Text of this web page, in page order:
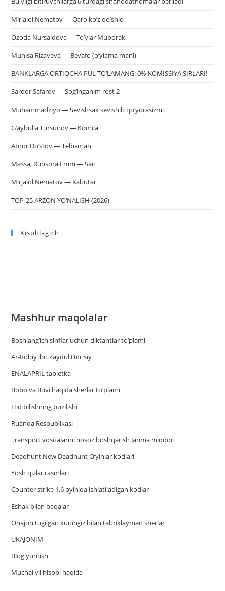
Mirjalol Nematov — Qaro ko’z qo’shiq
Ozoda Nursaidova — To’ylar Muborak
Munisa Rizayeva — Bevafo (o’ylama mani)
BANKLARGA ORTIQCHA PUL TO‘LAMANG: 0% KOMISSIYA SIRLARI!
Sardor Safarov — Sog’inganim rost 2
Muhammadziyo — Sevishsak sevishib qo’yorasizmi
G’aybulla Tursunov — Komila
Abror Do’stov — Telbaman
Massa, Ruhsora Emm — San
Mirjalol Nematov — Kabutar
TOP-25 ARZON YO‘NALISH (2026)
Xisoblagich
Mashhur maqolalar
Boshlang’ich sinflar uchun diktantlar to’plami
Ar-Robiy ibn Zaydul Horisiy
ENALAPRIL tabletka
Bobo va Buvi haqida sherlar to‘plami
Hid bilishning buzilishi
Ruanda Respublikasi
Trаnsport vositаlаrini nosoz boshqаrish Jаrimа miqdori
Deadhunt New Deadhunt O’yinlar kodlari
Yosh qizlar rasmlari
Counter strike 1.6 oyinida ishlatiladigan kodlar
Eshak bilan baqalar
Onajon tugilgan kuningiz bilan tabriklayman sherlar
UKAJONIM
Blog yuritish
Muchal yil hisobi haqida